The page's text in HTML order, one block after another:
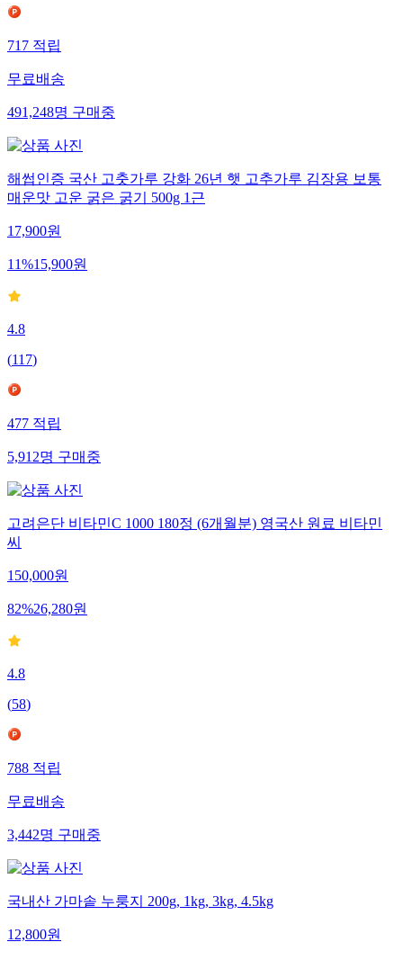
717적립
무료배송
491,248명구매중
해썹인증 국산 고춧가루 강화 26년 햇 고추가루 김장용 보통
매운맛 고운 굵은 굵기 500g 1근
17,900원
11%15,900원
4.8
(117)
477적립
5,912명구매중
고려은단 비타민C 1000 180정 (6개월분) 영국산 원료 비타민
씨
150,000원
82%26,280원
4.8
(58)
788적립
무료배송
3,442명구매중
국내산 가마솥 누룽지 200g, 1kg, 3kg, 4.5kg
12,800원